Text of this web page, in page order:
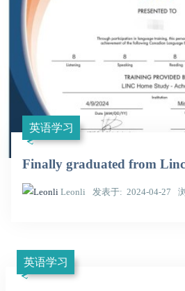
英语学习
Finally graduated from Linc
Leonli 发表于 2024-04-27
英语学习